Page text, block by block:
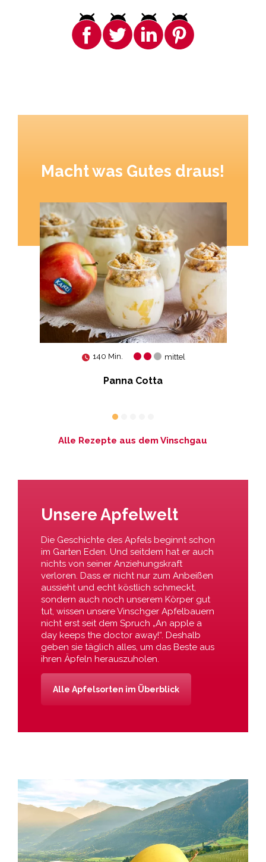
Macht was Gutes draus!
140 Min. mittel
Panna Cotta
Alle Rezepte aus dem Vinschgau
Unsere Apfelwelt
Die Geschichte des Apfels beginnt schon
im Garten Eden. Und seitdem hat er auch
nichts von seiner Anziehungskraft
verloren. Dass er nicht nur zum Anbeißen
aussieht und echt köstlich schmeckt,
sondern auch noch unserem Körper gut
tut, wissen unsere Vinschger Apfelbauern
nicht erst seit dem Spruch „An apple a
day keeps the doctor away!“. Deshalb
geben sie täglich alles, um das Beste aus
ihren Äpfeln herauszuholen.
Alle Apfelsorten im Überblick